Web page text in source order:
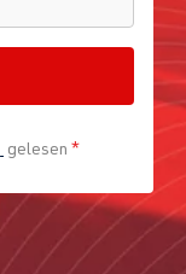
gelesen *